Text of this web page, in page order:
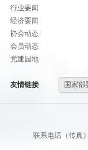
行业要闻
经济要闻
协会动态
会员动态
党建园地
友情链接
联系电话（传真